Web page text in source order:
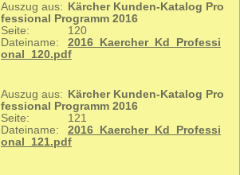
Auszug aus:
Kärcher Kunden-Katalog Pro
fessional Programm 2016
Seite:
120
Dateiname:
2016_Kaercher_Kd_Professi
onal_120.pdf
Auszug aus:
Kärcher Kunden-Katalog Pro
fessional Programm 2016
Seite:
121
Dateiname:
2016_Kaercher_Kd_Professi
onal_121.pdf